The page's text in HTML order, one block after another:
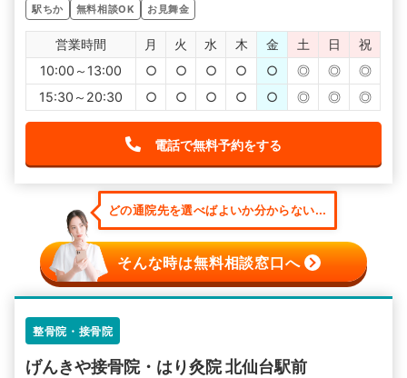
駅ちか
無料相談OK お見舞金
営業時間 月 火 水 木 金 土 日
祝
10:00～13:00
○ ○ ○ ○ ○ ◎ ◎
◎
15:30～20:30
○ ○ ○ ○ ○ ◎ ◎ ◎
電話で無料予約をする
どの通院先を選べばよいか分からない...
そんな時は無料相談窓口へ
整骨院・接骨院
げんきや接骨院・はり灸院 北仙台駅前